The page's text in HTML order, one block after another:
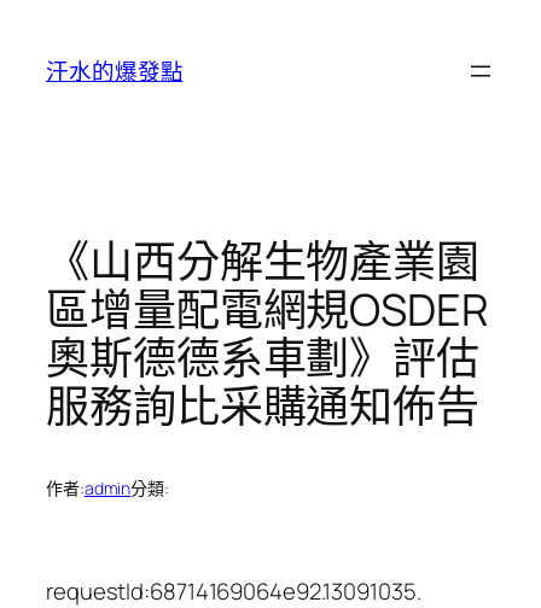
汗水的爆發點
《山西分解生物產業園
區增量配電網規OSDER
奧斯德德系車劃》評估
服務詢比采購通知佈告
作者:admin分類:
requestId:68714169064e92.13091035.